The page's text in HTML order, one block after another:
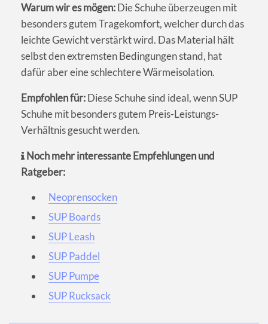
Warum wir es mögen:Die Schuhe überzeugen mit
besonders gutem Tragekomfort, welcher durch das
leichte Gewicht verstärkt wird. Das Material hält
selbst den extremsten Bedingungen stand, hat
dafür aber eine schlechtere Wärmeisolation.
Empfohlen für:Diese Schuhe sind ideal, wenn SUP
Schuhe mit besonders gutem Preis-Leistungs-
Verhältnis gesucht werden.
Noch mehr interessante Empfehlungen und
Ratgeber:
Neoprensocken
SUP Boards
SUP Leash
SUP Paddel
SUP Pumpe
SUP Rucksack